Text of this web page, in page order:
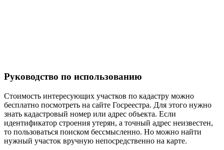
Руководство по использованию
Стоимость интересующих участков по кадастру можно
бесплатно посмотреть на сайте Госреестра. Для этого нужно
знать кадастровый номер или адрес объекта. Если
идентификатор строения утерян, а точный адрес неизвестен,
то пользоваться поиском бессмысленно. Но можно найти
нужный участок вручную непосредственно на карте.